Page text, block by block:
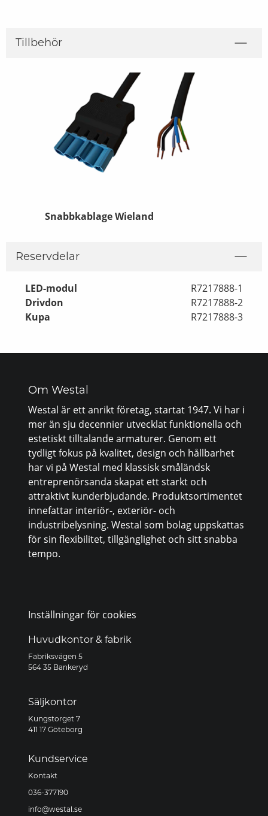
Tillbehör
Snabbkablage Wieland
Reservdelar
LED-modul
R7217888-1
Drivdon
R7217888-2
Kupa
R7217888-3
Om Westal
Westal är ett anrikt företag, startat 1947. Vi har i
mer än sju decennier utvecklat funktionella och
estetiskt tilltalande armaturer. Genom ett
tydligt fokus på kvalitet, design och hållbarhet
har vi på Westal med klassisk småländsk
entreprenörsanda skapat ett starkt och
attraktivt kunderbjudande. Produktsortimentet
innefattar interiör-, exteriör- och
industribelysning. Westal som bolag uppskattas
för sin flexibilitet, tillgänglighet och sitt snabba
tempo.
Inställningar för cookies
Huvudkontor & fabrik
Fabriksvägen 5
564 35 Bankeryd
Säljkontor
Kungstorget 7
411 17 Göteborg
Kundservice
Kontakt
036-377190
info@westal.se